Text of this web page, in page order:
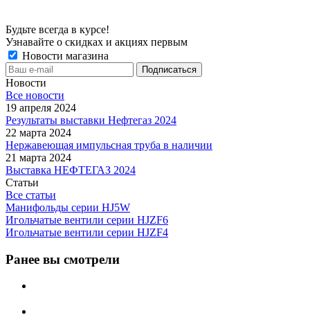
Будьте всегда в курсе!
Узнавайте о скидках и акциях первым
Новости магазина
Новости
Все новости
19 апреля 2024
Результаты выставки Нефтегаз 2024
22 марта 2024
Нержавеющая импульсная труба в наличии
21 марта 2024
Выставка НЕФТЕГАЗ 2024
Статьи
Все статьи
Манифольды серии HJ5W
Игольчатые вентили серии HJZF6
Игольчатые вентили серии HJZF4
Ранее вы смотрели